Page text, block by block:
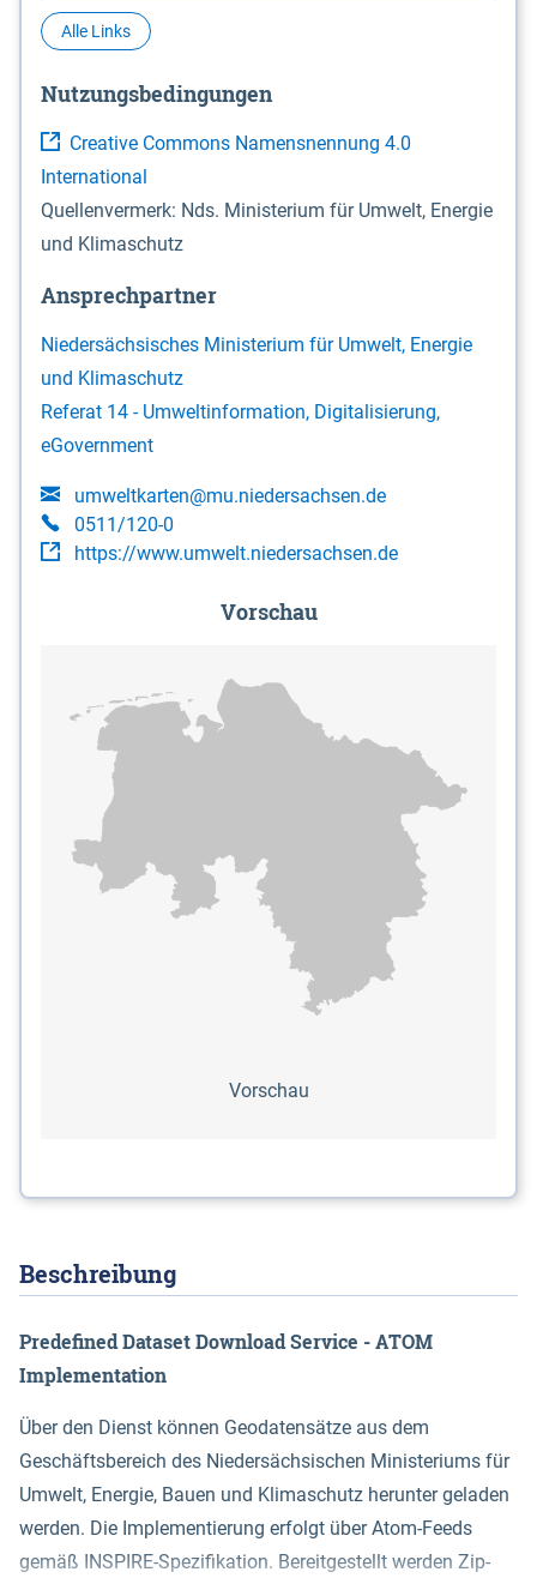
Elbtalaue“ erstreckt sich 100 Kilometer südöstlich von
Hamburg auf einer Länge von ca. 80 km am nordöstlichen
Elbe zwischen Schnackenburg im Osten und Hohnstorf (Elbe)
bei Lauenburg). Das Biosphärenreservat umfasst Teile der
Landkreise Lüchow-Dannenberg und Lüneburg.
Alle Links
Nutzungs­bedingun­gen
Creative Commons Namensnennung 4.0
International
Quellenvermerk: Nds. Ministerium für Umwelt, Energie
und Klimaschutz
Ansprechpartner
Niedersächsisches Ministerium für Umwelt, Energie
und Klimaschutz
Referat 14 - Umweltinformation, Digitalisierung,
eGovernment
umweltkarten@mu.niedersachsen.de
0511/120-0
https://www.umwelt.niedersachsen.de
Vorschau
Vorschau
Be­schrei­bung
Predefined Dataset Download Service - ATOM
Implementation
Über den Dienst können Geodatensätze aus dem
Geschäftsbereich des Niedersächsischen Ministeriums für
Umwelt, Energie, Bauen und Klimaschutz herunter geladen
werden. Die Implementierung erfolgt über Atom-Feeds
gemäß INSPIRE-Spezifikation. Bereitgestellt werden Zip-